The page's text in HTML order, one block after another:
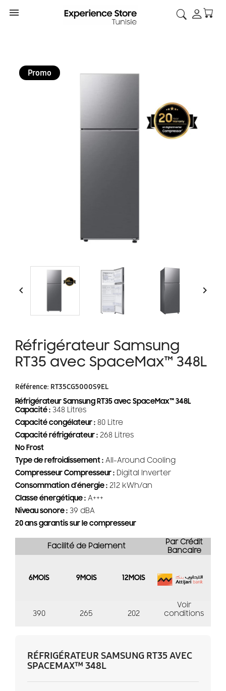

Promo
 
Réfrigérateur Samsung
RT35 avec SpaceMax™ 348L
Référence: RT35CG5000S9EL
Réfrigérateur Samsung RT35 avec SpaceMax™ 348L
Capacité : 348 Litres
Capacité congélateur : 80 Litre
Capacité réfrigérateur : 268 Litres
No Frost
Type de refroidissement : All-Around Cooling
Compresseur Compresseur : Digital Inverter
Consommation d’énergie : 212 kWh/an
Classe énergétique : A+++
Niveau sonore : 39 dBA
20 ans garantis sur le compresseur
Facilité de Paiement
Par Crédit
Bancaire
6MOIS 9MOIS 12MOIS
390 265 202
Voir
conditions
RÉFRIGÉRATEUR SAMSUNG RT35 AVEC
SPACEMAX™ 348L